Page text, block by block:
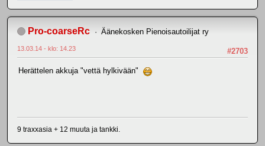
Pro-coarseRc Äänekosken Pienoisautoilijat ry
#2703
13.03.14 - klo: 14.23
Herättelen akkuja "vettä hylkivään"
9 traxxasia + 12 muuta ja tankki.